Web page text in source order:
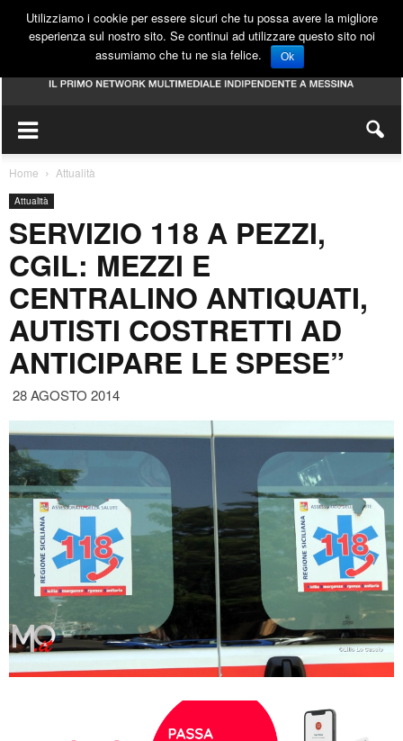
Home Attualità
Attualità
SERVIZIO 118 A PEZZI,
CGIL: MEZZI E
CENTRALINO ANTIQUATI,
AUTISTI COSTRETTI AD
ANTICIPARE LE SPESE”
28 AGOSTO 2014
Utilizziamo i cookie per essere sicuri che tu possa avere la migliore
esperienza sul nostro sito. Se continui ad utilizzare questo sito noi
assumiamo che tu ne sia felice.
Ok